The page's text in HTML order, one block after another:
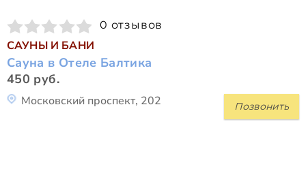
0 отзывов
САУНЫ И БАНИ
Сауна в Отеле Балтика
450 руб.
Позвонить
Московский проспект, 202